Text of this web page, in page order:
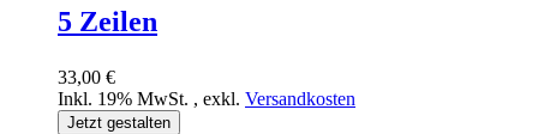
5 Zeilen
33,00 €
Inkl. 19% MwSt. , exkl. Versandkosten
Jetzt gestalten